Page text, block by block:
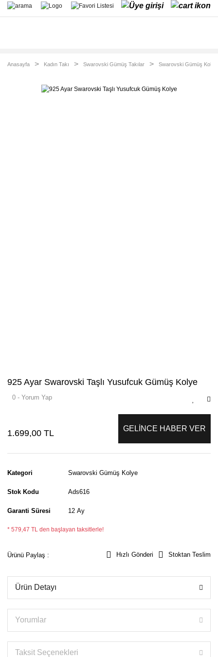
Anasayfa Kadın Takı Swarovski Gümüş Takılar Swarovski Gümüş Kolye
925 Ayar Swarovski Taşlı Yusufcuk Gümüş Kolye
0 - Yorum Yap
1.699,00 TL GELİNCE HABER VER
Kategori Swarovski Gümüş Kolye
Stok Kodu Ads616
Garanti Süresi 12 Ay
* 579,47 TL den başlayan taksitlerle!
Ürünü Paylaş : Hızlı Gönderi Stoktan Teslim
Ürün Detayı
Yorumlar
Taksit Seçenekleri